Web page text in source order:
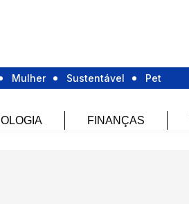
Mulher Sustentável Pet
FINANÇAS